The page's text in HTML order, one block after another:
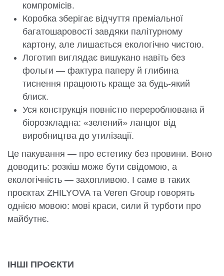
компромісів.
Коробка зберігає відчуття преміальної
багатошаровості завдяки палітурному
картону, але лишається екологічно чистою.
Логотип виглядає вишукано навіть без
фольги — фактура паперу й глибина
тиснення працюють краще за будь-який
блиск.
Уся конструкція повністю перероблювана й
біорозкладна: «зелений» ланцюг від
виробництва до утилізації.
Це пакування — про естетику без провини. Воно
доводить: розкіш може бути свідомою, а
екологічність — захопливою. І саме в таких
проєктах ZHILYOVA та Veren Group говорять
однією мовою: мові краси, сили й турботи про
майбутнє.
ІНШІ ПРОЄКТИ